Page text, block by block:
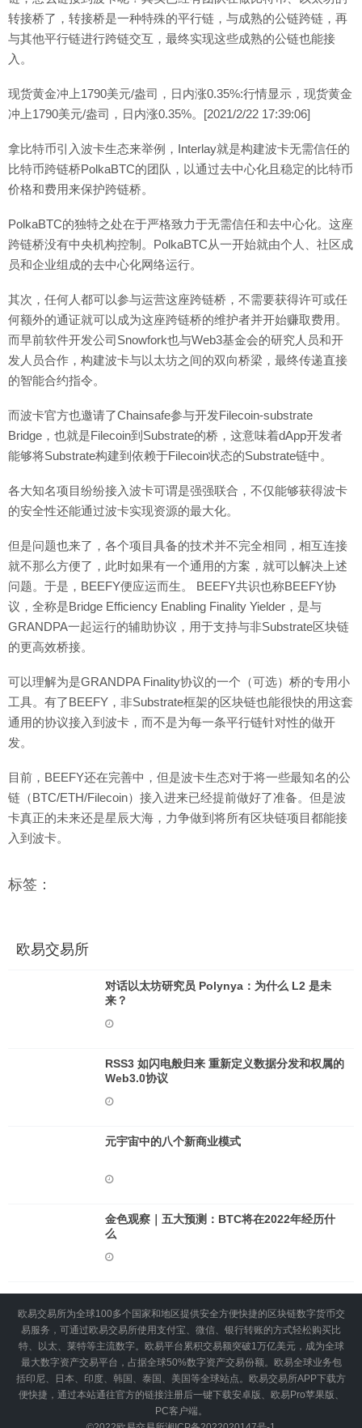
转接桥了，转接桥是一种特殊的平行链，与成熟的公链跨链，再
与其他平行链进行跨链交互，最终实现这些成熟的公链也能接
入。
现货黄金冲上1790美元/盎司，日内涨0.35%:行情显示，现货黄金
冲上1790美元/盎司，日内涨0.35%。[2021/2/22 17:39:06]
拿比特币引入波卡生态来举例，Interlay就是构建波卡无需信任的
比特币跨链桥PolkaBTC的团队，以通过去中心化且稳定的比特币
价格和费用来保护跨链桥。
PolkaBTC的独特之处在于严格致力于无需信任和去中心化。这座
跨链桥没有中央机构控制。PolkaBTC从一开始就由个人、社区成
员和企业组成的去中心化网络运行。
其次，任何人都可以参与运营这座跨链桥，不需要获得许可或任
何额外的通证就可以成为这座跨链桥的维护者并开始赚取费用。
而早前软件开发公司Snowfork也与Web3基金会的研究人员和开
发人员合作，构建波卡与以太坊之间的双向桥梁，最终传递直接
的智能合约指令。
而波卡官方也邀请了Chainsafe参与开发Filecoin-substrate
Bridge，也就是Filecoin到Substrate的桥，这意味着dApp开发者
能够将Substrate构建到依赖于Filecoin状态的Substrate链中。
各大知名项目纷纷接入波卡可谓是强强联合，不仅能够获得波卡
的安全性还能通过波卡实现资源的最大化。
但是问题也来了，各个项目具备的技术并不完全相同，相互连接
就不那么方便了，此时如果有一个通用的方案，就可以解决上述
问题。于是，BEEFY便应运而生。 BEEFY共识也称BEEFY协
议，全称是Bridge Efficiency Enabling Finality Yielder，是与
GRANDPA一起运行的辅助协议，用于支持与非Substrate区块链
的更高效桥接。
可以理解为是GRANDPA Finality协议的一个（可选）桥的专用小
工具。有了BEEFY，非Substrate框架的区块链也能很快的用这套
通用的协议接入到波卡，而不是为每一条平行链针对性的做开
发。
目前，BEEFY还在完善中，但是波卡生态对于将一些最知名的公
链（BTC/ETH/Filecoin）接入进来已经提前做好了准备。但是波
卡真正的未来还是星辰大海，力争做到将所有区块链项目都能接
入到波卡。
标签：
欧易交易所
对话以太坊研究员 Polynya：为什么 L2 是未
来？
RSS3 如闪电般归来 重新定义数据分发和权属的
Web3.0协议
元宇宙中的八个新商业模式
金色观察｜五大预测：BTC将在2022年经历什
么
欧易交易所为全球100多个国家和地区提供安全方便快捷的区块链数字货币交
易服务，可通过欧易交易所使用支付宝、微信、银行转账的方式轻松购买比
特、以太、莱特等主流数字。欧易平台累积交易额突破1万亿美元，成为全球
最大数字资产交易平台，占据全球50%数字资产交易份额。欧易全球业务包
括印尼、日本、印度、韩国、泰国、美国等全球站点。欧易交易所APP下载方
便快捷，通过本站通往官方的链接注册后一键下载安卓版、欧易Pro苹果版、
PC客户端。